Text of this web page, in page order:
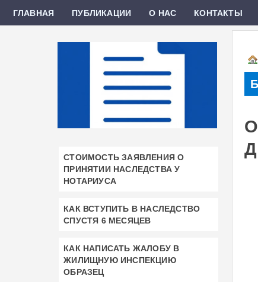
СТОИМОСТЬ ЗАЯВЛЕНИЯ О
ПРИНЯТИИ НАСЛЕДСТВА У
НОТАРИУСА
КАК ВСТУПИТЬ В НАСЛЕДСТВО
СПУСТЯ 6 МЕСЯЦЕВ
КАК НАПИСАТЬ ЖАЛОБУ В
ЖИЛИЩНУЮ ИНСПЕКЦИЮ
ОБРАЗЕЦ
ГЛАВНАЯ ПУБЛИКАЦИИ О НАС КОНТАКТЫ